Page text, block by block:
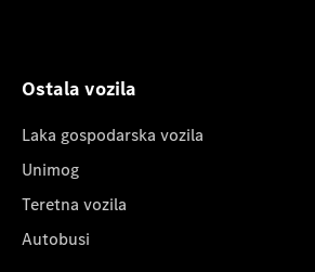
Ostala vozila
Laka gospodarska vozila
Unimog
Teretna vozila
Autobusi